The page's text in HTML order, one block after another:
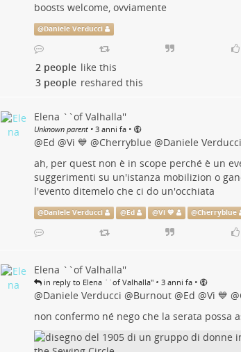
boosts welcome, ovviamente
@Daniele Verducci
2 people like this
3 people reshared this
Elena ``of Valhalla''
Unknown parent • 3 anni fa •
@Ed @Vi 💙 @Cherryblue @Daniele Verducci
ah, per quest non è in scope perché è un
suggerimenti su un'istanza mobilizion o
l'evento ditemelo che ci do un'occhiata
@Daniele Verducci @Ed @Vi 💙 @Cherryblue
Elena ``of Valhalla''
in reply to Elena ``of Valhalla'' • 3 anni fa •
@Daniele Verducci @Burnout @Ed @Vi 💙 @
non confermo né nego che la serata possa